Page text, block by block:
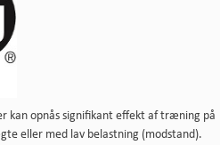
kan opnås signifikant effekt af træning på
eller med lav belastning (modstand).